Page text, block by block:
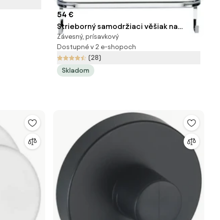
54 €
Strieborný samodržiaci věšiak na
uteráky Wenko Towel Holder Chrome,
21 × 54 cm
Závesný, prísavkový
Dostupné v 2 e-shopoch
(28)
Skladom